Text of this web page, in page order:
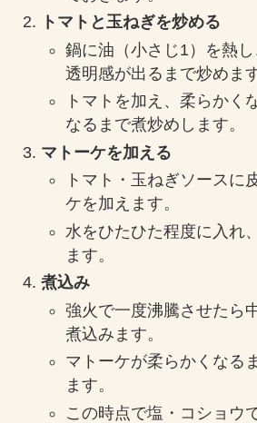
トマトと玉ねぎを炒める
鍋に油（小さじ1）を熱
透明感が出るまで炒めます
トマトを加え、柔らかく
なるまで煮炒めします。
マトーケを加える
トマト・玉ねぎソースに
ケを加えます。
水をひたひた程度に入れ
ます。
煮込み
強火で一度沸騰させたら
煮込みます。
マトーケが柔らかくなる
ます。
この時点で塩・コショウ